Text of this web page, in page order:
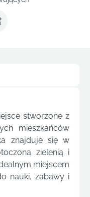
stworzone z
mieszkańców
znajduje się w
zielenią i
miejscem
nauki, zabawy i